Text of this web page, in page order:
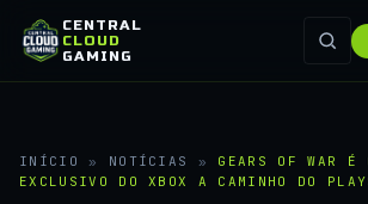
CENTRAL
CLOUD
GAMING
INÍCIO » NOTÍCIAS » GEARS OF WAR É
EXCLUSIVO DO XBOX A CAMINHO DO